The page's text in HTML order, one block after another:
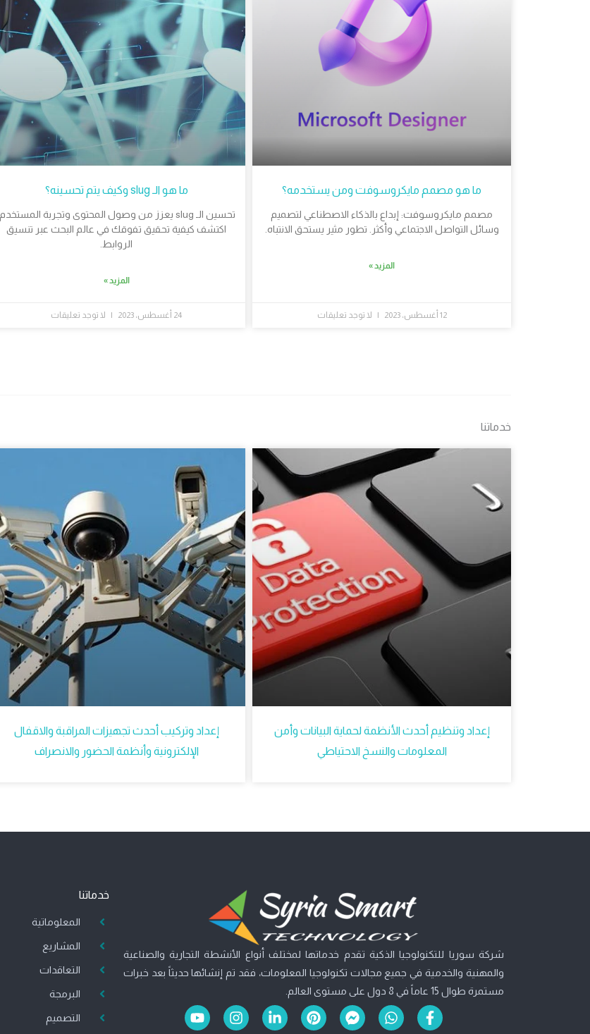
ما هو مصمم مايكروسوفت ومن يستخدمه؟
مصمم مايكروسوفت: إبداع بالذكاء الاصطناعي لتصميم
وسائل التواصل الاجتماعي وأكثر. تطور مثير يستحق الانتباه.
المزيد »
12 أغسطس، 2023 لا توجد تعليقات
ما هو الـ slug وكيف يتم تحسينه؟
تحسين الـ slug يعزز من وصول المحتوى وتجربة المستخدم.
اكتشف كيفية تحقيق تفوقك في عالم البحث عبر تنسيق
الروابط.
المزيد »
24 أغسطس، 2023 لا توجد تعليقات
خدماتنا
إعداد وتنظيم أحدث الأنظمة لحماية البيانات وأمن
المعلومات والنسخ الاحتياطي
إعداد وتركيب أحدث تجهيزات المراقبة والاقفال
الإلكترونية وأنظمة الحضور والانصراف
شركة سوريا للتكنولوجيا الذكية تقدم خدماتها لمختلف أنواع الأنشطة التجارية والصناعية
والمهنية والخدمية في جميع مجالات تكنولوجيا المعلومات، فقد تم إنشائها حديثاً بعد خبرات
مستمرة طوال 15 عاماً في 8 دول على مستوى العالم.
F
a
W
h
F
a
P
i
L
i
I
n
Y
o
خدماتنا
المعلوماتية
المشاريع
التعاقدات
البرمجة
التصميم